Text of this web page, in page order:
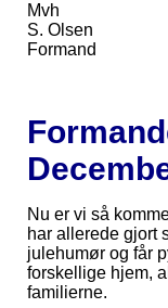
Mvh
S. Olsen
Formand
Nu er vi så
har allerede gjort
julehumør og får
forskellige hjem,
familierne.